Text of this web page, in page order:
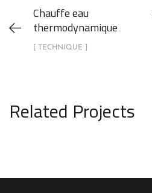
Chauffe eau
thermodynamique
[ TECHNIQUE ]
Related Projects